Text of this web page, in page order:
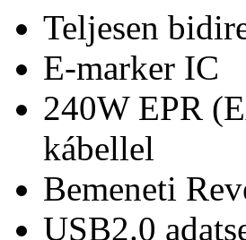
Teljesen
E-marker IC
240W EPR
kábellel
Bemeneti
USB2.0